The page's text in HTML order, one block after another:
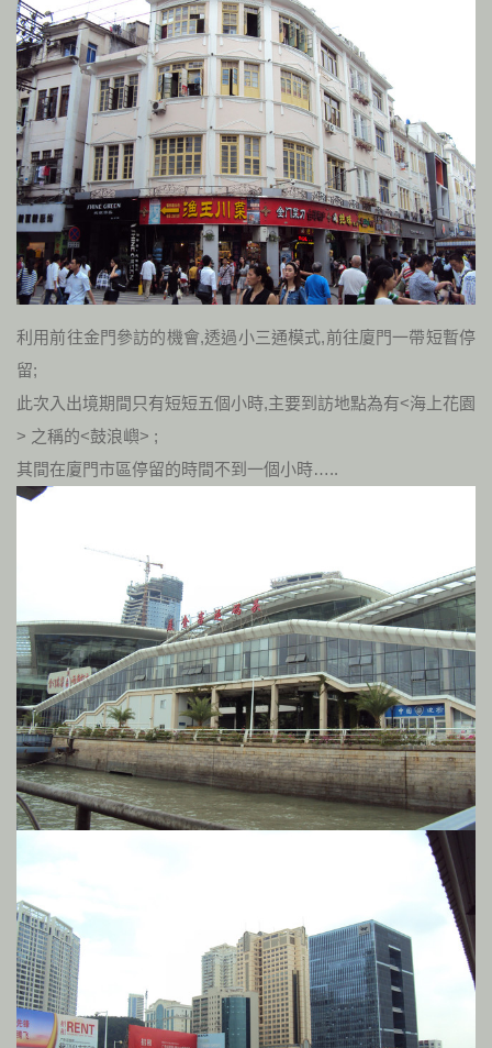
利用前往金門參訪的機會,透過小三通模式,前往廈門一帶短暫停
留;
此次入出境期間只有短短五個小時,主要到訪地點為有<海上花園
> 之稱的<鼓浪嶼> ;
其間在廈門市區停留的時間不到一個小時…..